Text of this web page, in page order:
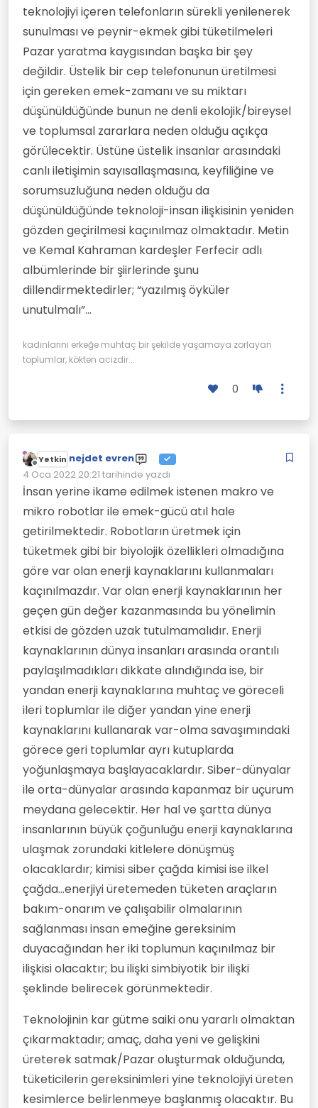
teknolojiyi içeren telefonların sürekli yenilenerek
sunulması ve peynir-ekmek gibi tüketilmeleri
Pazar yaratma kaygısından başka bir şey
değildir. Üstelik bir cep telefonunun üretilmesi
için gereken emek-zamanı ve su miktarı
düşünüldüğünde bunun ne denli ekolojik/bireysel
ve toplumsal zararlara neden olduğu açıkça
görülecektir. Üstüne üstelik insanlar arasındaki
canlı iletişimin sayısallaşmasına, keyfiliğine ve
sorumsuzluğuna neden olduğu da
düşünüldüğünde teknoloji-insan ilişkisinin yeniden
gözden geçirilmesi kaçınılmaz olmaktadır. Metin
ve Kemal Kahraman kardeşler Ferfecir adlı
albümlerinde bir şiirlerinde şunu
dillendirmektedirler; “yazılmış öyküler
unutulmalı”...
kadınlarını erkeğe muhtaç bir şekilde yaşamaya zorlayan
toplumlar, kökten acizdir...
0
Çevrimdışı
Yetkin nejdet evren
4 Oca 2022 20:21 tarihinde yazdı
Son düzenleyen:
İnsan yerine ikame edilmek istenen makro ve
mikro robotlar ile emek-gücü atıl hale
getirilmektedir. Robotların üretmek için
tüketmek gibi bir biyolojik özellikleri olmadığına
göre var olan enerji kaynaklarını kullanmaları
kaçınılmazdır. Var olan enerji kaynaklarının her
geçen gün değer kazanmasında bu yönelimin
etkisi de gözden uzak tutulmamalıdır. Enerji
kaynaklarının dünya insanları arasında orantılı
paylaşılmadıkları dikkate alındığında ise, bir
yandan enerji kaynaklarına muhtaç ve göreceli
ileri toplumlar ile diğer yandan yine enerji
kaynaklarını kullanarak var-olma savaşımındaki
görece geri toplumlar ayrı kutuplarda
yoğunlaşmaya başlayacaklardır. Siber-dünyalar
ile orta-dünyalar arasında kapanmaz bir uçurum
meydana gelecektir. Her hal ve şartta dünya
insanlarının büyük çoğunluğu enerji kaynaklarına
ulaşmak zorundaki kitlelere dönüşmüş
olacaklardır; kimisi siber çağda kimisi ise ilkel
çağda...enerjiyi üretemeden tüketen araçların
bakım-onarım ve çalışabilir olmalarının
sağlanması insan emeğine gereksinim
duyacağından her iki toplumun kaçınılmaz bir
ilişkisi olacaktır; bu ilişki simbiyotik bir ilişki
şeklinde belirecek görünmektedir.
Teknolojinin kar gütme saiki onu yararlı olmaktan
çıkarmaktadır; amaç, daha yeni ve gelişkini
üreterek satmak/Pazar oluşturmak olduğunda,
tüketicilerin gereksinimleri yine teknolojiyi üreten
kesimlerce belirlenmeye başlanmış olacaktır. Bu